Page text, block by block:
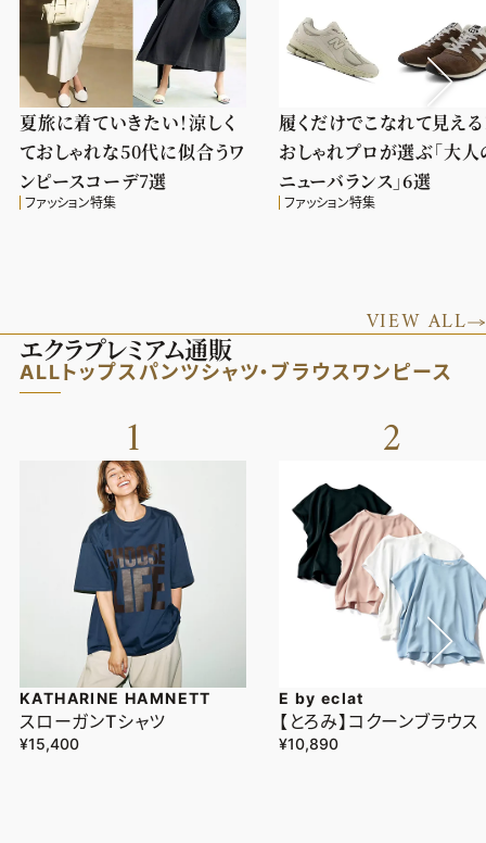
夏旅に着ていきたい！涼しく
ておしゃれな50代に似合うワ
ンピースコーデ7選
ファッション特集
履くだけでこなれて見える
おしゃれプロが選ぶ「大人
ニューバランス」6選
ファッション特集
VIEW ALL
エクラプレミアム通販
ALLトップスパンツシャツ・ブラウスワンピース
1
KATHARINE HAMNETT
スローガンTシャツ
¥15,400
2
E by eclat
【とろみ】コクーンブラウス
¥10,890